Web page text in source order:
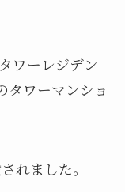
ワーレジデン
タワーマンショ
れました。